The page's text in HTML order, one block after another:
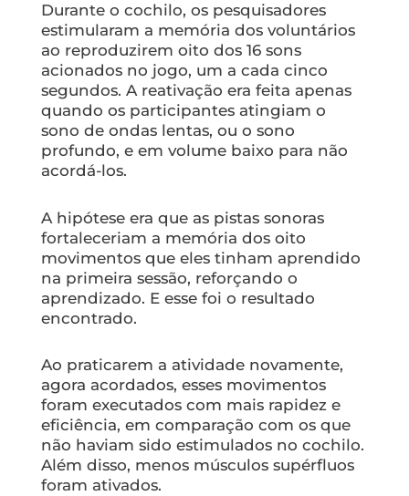
Durante o cochilo, os pesquisadores
estimularam a memória dos voluntários
ao reproduzirem oito dos 16 sons
acionados no jogo, um a cada cinco
segundos. A reativação era feita apenas
quando os participantes atingiam o
sono de ondas lentas, ou o sono
profundo, e em volume baixo para não
acordá-los.
A hipótese era que as pistas sonoras
fortaleceriam a memória dos oito
movimentos que eles tinham aprendido
na primeira sessão, reforçando o
aprendizado. E esse foi o resultado
encontrado.
Ao praticarem a atividade novamente,
agora acordados, esses movimentos
foram executados com mais rapidez e
eficiência, em comparação com os que
não haviam sido estimulados no cochilo.
Além disso, menos músculos supérfluos
foram ativados.